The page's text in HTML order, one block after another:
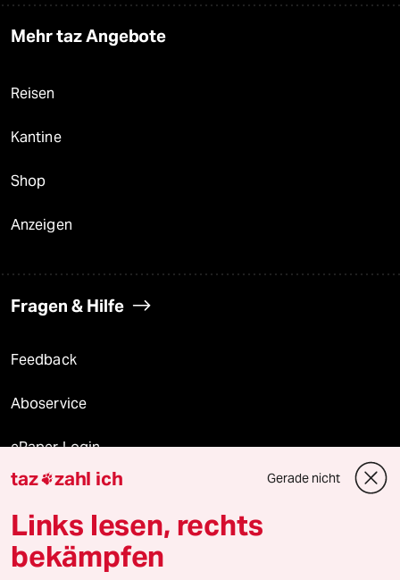
Mehr taz Angebote
Reisen
Kantine
Shop
Anzeigen
Fragen & Hilfe
Feedback
Aboservice
ePaper Login
Downloads für Abonnierende
© 2026 taz Verlags und Vertriebs GmbH
taz zahl ich Gerade nicht
Links lesen, rechts
bekämpfen